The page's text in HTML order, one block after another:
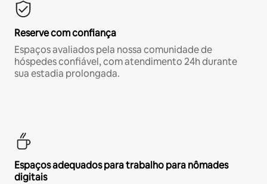
Reserve com confiança
Espaços avaliados pela nossa comunidade de
hóspedes confiável, com atendimento 24h durante
sua estadia prolongada.
Espaços adequados para trabalho para nômades
digitais